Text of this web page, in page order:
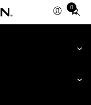
0
Total
items
cart: